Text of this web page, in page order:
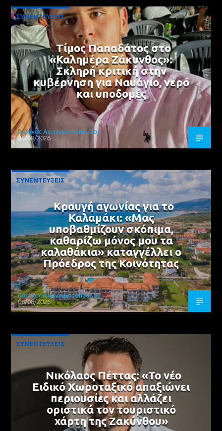
ΣΥΝΕΝΤΕΥΞΕΙΣ
Τίμος Παπαδάτος στο
«Καλημέρα Ζάκυνθος»:
Σκληρή κριτική στην
κυβέρνηση για Ναυάγιο, νερό
και υποδομές
Γιώργος Αναγνωστόπουλος
06/08/2026
ΣΥΝΕΝΤΕΥΞΕΙΣ
Κραυγή αγωνίας για το
Καλαμάκι: «Μας
υποβαθμίζουν σκόπιμα,
καθαρίζω μόνος μου τα
καλαθάκια» καταγγέλλει ο
Πρόεδρος της Κοινότητας
Γιώργος Αναγνωστόπουλος
06/08/2026
ΣΥΝΕΝΤΕΥΞΕΙΣ
Νικόλαος Πέττας: «Το νέο
Ειδικό Χωροταξικό απαξιώνει
περιουσίες και αλλάζει
οριστικά τον τουριστικό
χάρτη της Ζακύνθου»